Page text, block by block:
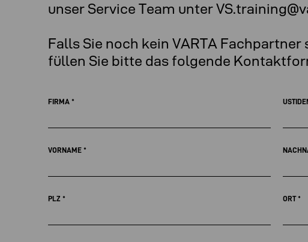
unser Service Team unter
Falls Sie noch kein VARTA
füllen Sie bitte das folgende
FIRMA *
VORNAME *
PLZ * ORT*